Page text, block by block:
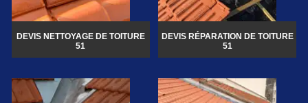
DEVIS NETTOYAGE DE TOITURE
51
DEVIS RÉPARATION DE TOITURE
51